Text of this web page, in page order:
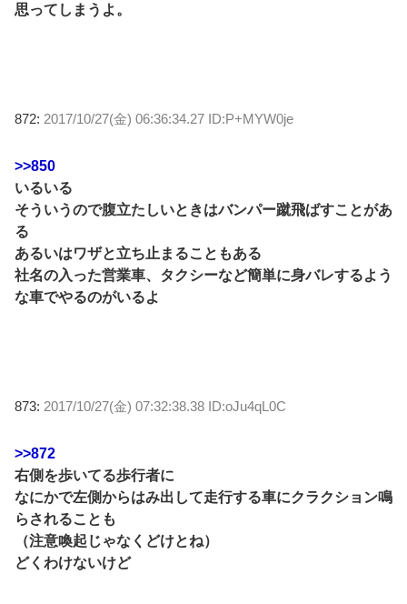
思ってしまうよ。
872: 2017/10/27(金) 06:36:34.27 ID:P+MYW0je
>>850
いるいる
そういうので腹立たしいときはバンパー蹴飛ばすことがあ
る
あるいはワザと立ち止まることもある
社名の入った営業車、タクシーなど簡単に身バレするよう
な車でやるのがいるよ
873: 2017/10/27(金) 07:32:38.38 ID:oJu4qL0C
>>872
右側を歩いてる歩行者に
なにかで左側からはみ出して走行する車にクラクション鳴
らされることも
（注意喚起じゃなくどけとね）
どくわけないけど